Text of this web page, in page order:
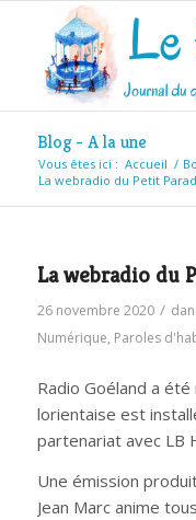
Blog - A la une
Vous êtes ici : Accueil /
La webradio du Petit
La webradio du
26 novembre 2020 /
Numérique, Paroles
Radio Goéland a
lorientaise est
partenariat avec LB
Une émission
Jean Marc anime